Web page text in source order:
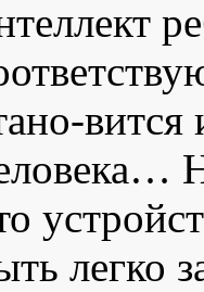
вится
легко